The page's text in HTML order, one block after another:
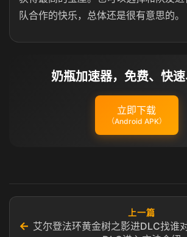
队合作的快乐，总体还是很有意思的。
奶瓶加速器，免费、快
立即下载
（Android APK）
←
上一篇
艾尔登法环黄金树之影进DLC找谁